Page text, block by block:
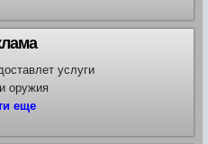
услуги
оружия
еще